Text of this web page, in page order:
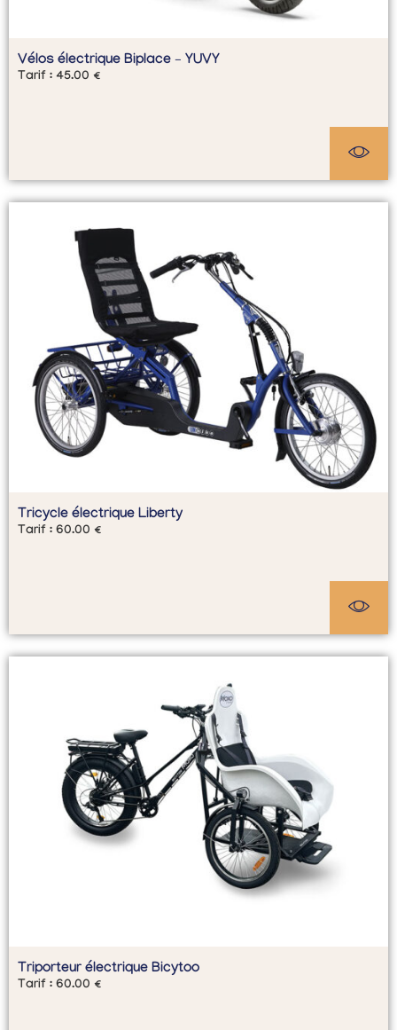
Vélos électrique Biplace – YUVY
Tarif : 45.00 €
Tricycle électrique Liberty
Tarif : 60.00 €
Triporteur électrique Bicytoo
Tarif : 60.00 €